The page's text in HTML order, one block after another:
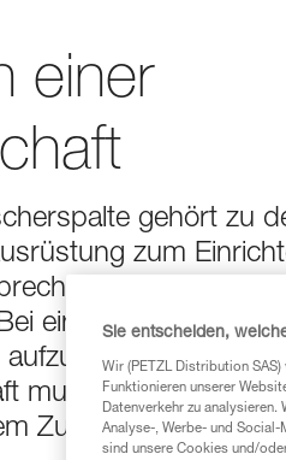
einer
gehört zu
zum
Techniken
einem
ohne
muss der Partner
Zufall überlassen
Sie entscheiden,
Wir (PETZL Distribution
Funktionieren unserer
Datenverkehr zu
Analyse-, Werbe- und Social-
sind unsere Cookies und/